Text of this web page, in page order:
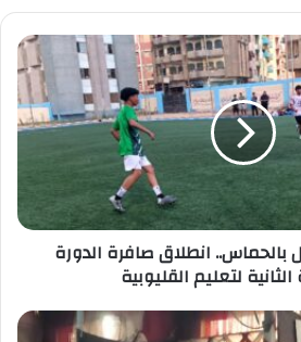
انطلاق صافرة الدورة
لتعليم القليوبية